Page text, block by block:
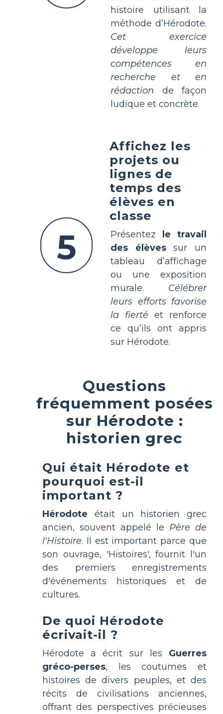
histoire utilisant la
méthode d’Hérodote.
Cet exercice
développe leurs
compétences en
recherche et en
rédaction de façon
ludique et concrète.
5
Affichez les
projets ou
lignes de
temps des
élèves en
classe
Présentez
le travail
des élèvessur un
tableau d’affichage
ou une exposition
murale. Célébrer
leurs efforts favorise
la fierté et renforce
ce qu’ils ont appris
sur Hérodote.
Questions
fréquemment posées
sur Hérodote :
historien grec
Qui était Hérodote et
pourquoi est-il
important ?
Hérodote était un historien grec
ancien, souvent appelé le Père de
l'Histoire. Il est important parce que
son ouvrage, 'Histoires', fournit l'un
des premiers enregistrements
d'événements historiques et de
cultures.
De quoi Hérodote
écrivait-il ?
Hérodote a écrit sur les Guerres
gréco-perses, les coutumes et
histoires de divers peuples, et des
récits de civilisations anciennes,
offrant des perspectives précieuses